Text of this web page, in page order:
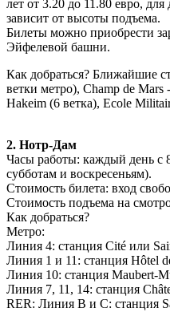
лет от 3.20 до 11.80 евро,
зависит от высоты подъема.
Билеты можно приобрести
Эйфелевой башни.
Как добраться? Ближайшие
ветки метро), Champ de
Hakeim (6 ветка), Ecole
2. Нотр-Дам
Часы работы: каждый день с
субботам и воскресеньям).
Стоимость билета: вход
Стоимость подъема на
Как добраться?
Метро:
Линия 4: станция Cité или
Линия 1 и 11: станция Hôtel
Линия 10: станция Maubert-
Линия 7, 11, 14: станция
RER: Линия В и С: станция